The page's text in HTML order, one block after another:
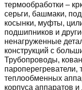
термообработки –
серьги, башмаки,
косынки, муфты,
подшипников и
ненагруженные
конструкций с
Трубопроводы,
пароперегреватели,
теплообменных
корпуса аппаратов и